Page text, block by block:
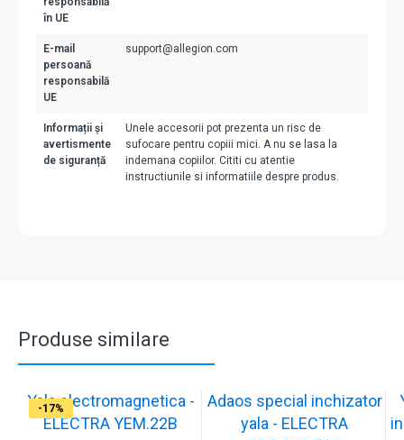
în UE
E-mail
persoană
responsabilă
UE
support@allegion.com
Informații și
avertismente
de siguranță
Unele accesorii pot prezenta un risc de
sufocare pentru copiii mici. A nu se lasa la
indemana copiilor. Cititi cu atentie
instructiunile si informatiile despre produs.
Produse similare
-17%
Yala electromagnetica -
ELECTRA YEM.22B
-17%
Adaos special inchizator
yala - ELECTRA
-17%
-17%
-17%
-17%
-17%
-17%
-17%
-17%